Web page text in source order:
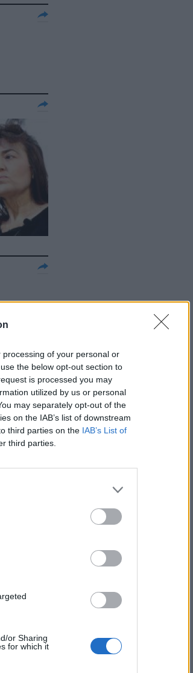
of your personal or
the below opt-out section to
is processed you may
utilized by us or personal
may separately opt-out of the
on the IAB’s list of downstream
third parties on the IAB’s List of
third parties.
or Sharing
for which it